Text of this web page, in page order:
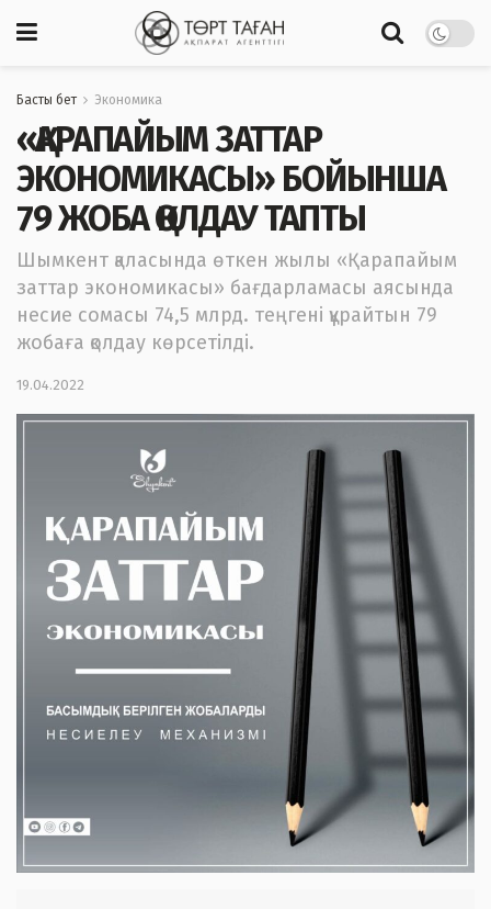
Басты бет Экономика
«ҚАРАПАЙЫМ ЗАТТАР
ЭКОНОМИКАСЫ» БОЙЫНША
79 ЖОБА ҚОЛДАУ ТАПТЫ
Шымкент қаласында өткен жылы «Қарапайым
заттар экономикасы» бағдарламасы аясында
несие сомасы 74,5 млрд. теңгені құрайтын 79
жобаға қолдау көрсетілді.
19.04.2022